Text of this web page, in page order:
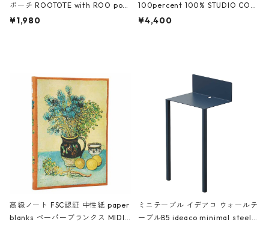
ポーチ ROOTOTE with ROO pou
ch 3532 ルートート WR.ポーチ.ラ
¥1,980
100percent 100% STUDIO COH
AKU Timeless 100パーセント ス
¥4,400
高級ノート FSC認証 中性紙 paper
blanks ペーパーブランクス MIDI
ミニテーブル イデアコ ウォールテ
ーブルB5 ideaco minimal steel f